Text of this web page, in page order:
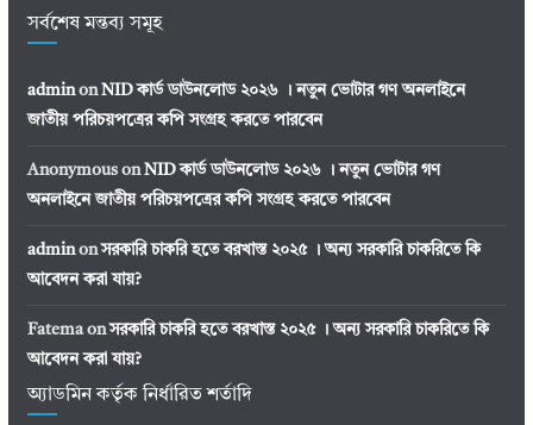
সর্বশেষ মন্তব্য সমূহ
adminonNID কার্ড ডাউনলোড ২০২৬ । নতুন ভোটার গণ অনলাইনে
জাতীয় পরিচয়পত্রের কপি সংগ্রহ করতে পারবেন
AnonymousonNID কার্ড ডাউনলোড ২০২৬ । নতুন ভোটার গণ
অনলাইনে জাতীয় পরিচয়পত্রের কপি সংগ্রহ করতে পারবেন
adminonসরকারি চাকরি হতে বরখাস্ত ২০২৫ । অন্য সরকারি চাকরিতে কি
আবেদন করা যায়?
Fatemaonসরকারি চাকরি হতে বরখাস্ত ২০২৫ । অন্য সরকারি চাকরিতে কি
আবেদন করা যায়?
অ্যাডমিন কর্তৃক নির্ধারিত শর্তাদি